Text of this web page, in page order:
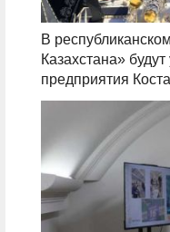
В
Казахстана»
предприятия